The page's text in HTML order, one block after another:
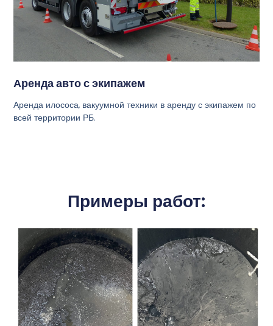
Аренда авто с экипажем
Аренда илососа, вакуумной техники в аренду с экипажем по
всей территории РБ.
Примеры работ: